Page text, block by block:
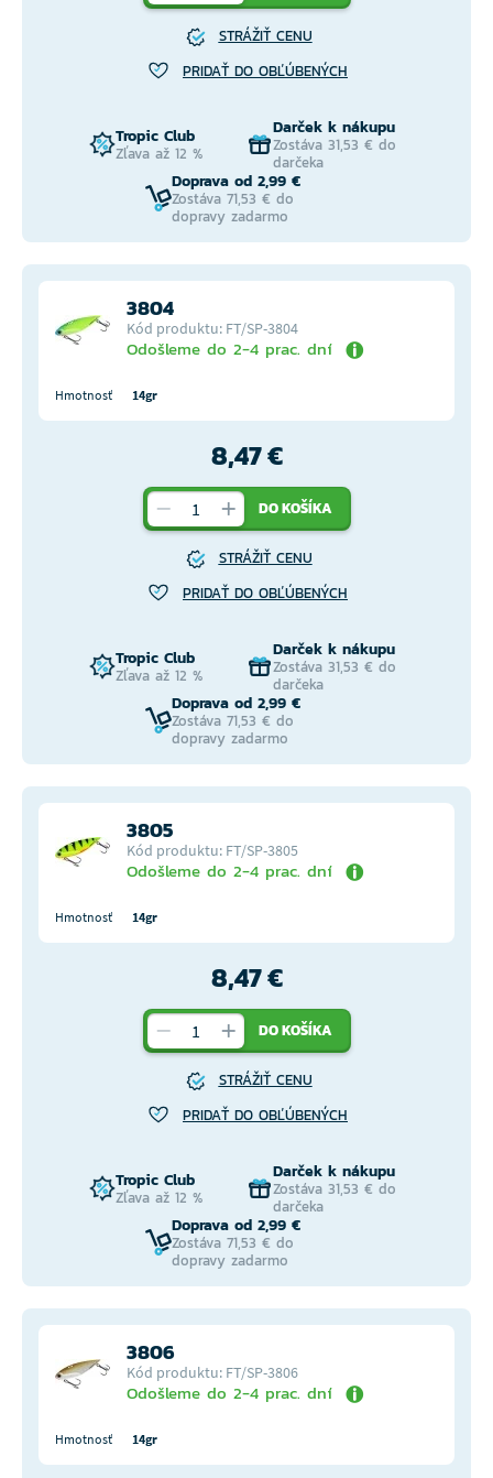
STRÁŽIŤ CENU
PRIDAŤ DO OBĽÚBENÝCH
Tropic Club
Zľava až 12 %
Darček k nákupu
Zostáva 31,53 € do
darčeka
Doprava od 2,99 €
Zostáva 71,53 € do
dopravy zadarmo
3804
Kód produktu: FT/SP-3804
Odošleme do 2-4 prac. dní
Hmotnosť 14gr
8,47 €
DO KOŠÍKA
STRÁŽIŤ CENU
PRIDAŤ DO OBĽÚBENÝCH
Tropic Club
Zľava až 12 %
Darček k nákupu
Zostáva 31,53 € do
darčeka
Doprava od 2,99 €
Zostáva 71,53 € do
dopravy zadarmo
3805
Kód produktu: FT/SP-3805
Odošleme do 2-4 prac. dní
Hmotnosť 14gr
8,47 €
DO KOŠÍKA
STRÁŽIŤ CENU
PRIDAŤ DO OBĽÚBENÝCH
Tropic Club
Zľava až 12 %
Darček k nákupu
Zostáva 31,53 € do
darčeka
Doprava od 2,99 €
Zostáva 71,53 € do
dopravy zadarmo
3806
Kód produktu: FT/SP-3806
Odošleme do 2-4 prac. dní
Hmotnosť 14gr